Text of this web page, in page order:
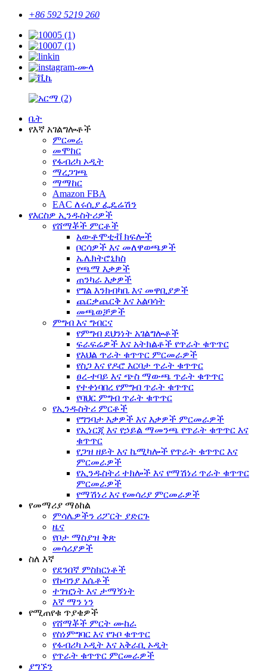
+86 592 5219 260
ቤት
የእኛ አገልግሎቶች
ምርመራ
መሞከር
የፋብሪካ ኦዲት
ማረጋገጫ
ማማከር
Amazon FBA
EAC ለሩሲያ ፌዴሬሽን
የእርስዎ ኢንዱስትሪዎች
የሸማቾች ምርቶች
አውቶሞቲቭ ክፍሎች
ቦርሳዎች እና መለዋወጫዎች
ኤሌክትሮኒክስ
የጫማ እቃዎች
ጠንካራ እቃዎች
የግል እንክብካቤ እና መዋቢያዎች
ጨርቃጨርቅ እና አልባሳት
መጫወቻዎች
ምግብ እና ግብርና
የምግብ ደህንነት አገልግሎቶች
ፍራፍሬዎች እና አትክልቶች የጥራት ቁጥጥር
የእህል ጥራት ቁጥጥር ምርመራዎች
የስጋ እና የዶሮ እርባታ ጥራት ቁጥጥር
ፀረ-ተባይ እና ጭስ ማውጫ ጥራት ቁጥጥር
የተቀነባበረ የምግብ ጥራት ቁጥጥር
የባህር ምግብ ጥራት ቁጥጥር
የኢንዱስትሪ ምርቶች
የግንባታ እቃዎች እና እቃዎች ምርመራዎች
የኢነርጂ እና የኃይል ማመንጫ የጥራት ቁጥጥር እና
ቁጥጥር
የጋዝ ዘይት እና ኬሚካሎች የጥራት ቁጥጥር እና
ምርመራዎች
የኢንዱስትሪ ተክሎች እና የማሽነሪ ጥራት ቁጥጥር
ምርመራዎች
የማሽነሪ እና የመሳሪያ ምርመራዎች
የመማሪያ ማዕከል
ምሳሌዎችን ሪፖርት ያድርጉ
ዜና
የቦታ ማስያዝ ቅጽ
መሳሪያዎች
ስለ እኛ
የደንበኛ ምስክርነቶች
የኩባንያ እሴቶች
ተገዢነት እና ታማኝነት
እኛ ማን ነን
የሚጠየቁ ጥያቄዎች
የሸማቾች ምርት ሙከራ
የስነምግባር እና የጉቦ ቁጥጥር
የፋብሪካ ኦዲት እና አቅራቢ ኦዲት
የጥራት ቁጥጥር ምርመራዎች
ያግኙን